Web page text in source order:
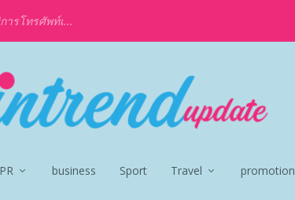
ารโทรศัพท์เ...
PR business Sport Travel promotion